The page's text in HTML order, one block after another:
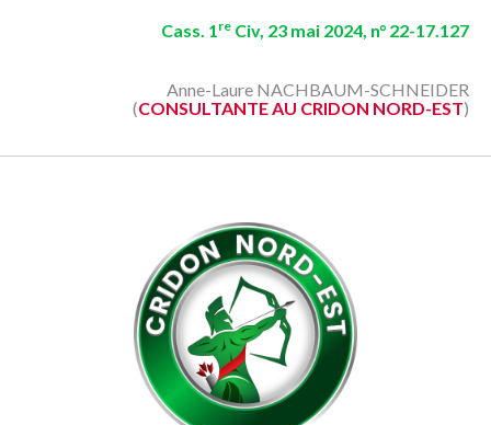
Cass. 1re Civ, 23 mai 2024, n° 22-17.127
Anne-Laure NACHBAUM-SCHNEIDER
(CONSULTANTE AU CRIDON NORD-EST)